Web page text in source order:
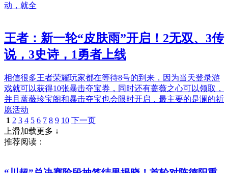
动，就全
王者：新一轮“皮肤雨”开启！2无双、3传
说，3史诗，1勇者上线
相信很多王者荣耀玩家都在等待8号的到来，因为当天登录游
戏就可以获得10张暴击夺宝券，同时还有蔷薇之心可以领取，
并且蔷薇珍宝阁和暴击夺宝也会限时开启，最主要的是澜的祈
愿活动
1 2 3 4 5 6 7 8 9 10 下一页
上滑加载更多 ↓
推荐阅读：